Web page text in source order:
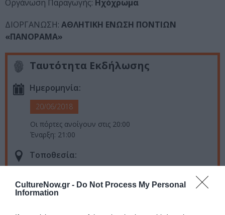
CultureNow.gr - Do Not Process My Personal
Information
Οργάνωση Παραγωγής: Ηχόχρωμα
ΔΙΟΡΓΑΝΩΣΗ: ΑΘΛΗΤΙΚΗ ΕΝΩΣΗ ΠΟΝΤΙΩΝ
«ΠΑΝΟΡΑΜΑ»
Ταυτότητα Εκδήλωσης
Ημερομηνία:
20/06/2018
Οι πόρτες ανοίγουν στις 20:00
Έναρξη: 21:00
Τοποθεσία:
Μονή Λαζαριστών